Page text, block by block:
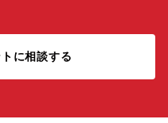
に相談する